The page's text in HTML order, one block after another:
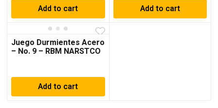
Add to cart Add to cart
Juego Durmientes Acero
– No. 9 – RBM NARSTCO
Add to cart